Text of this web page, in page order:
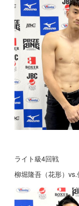
ライト級4回戦
柳堀隆吾（花形）vs.